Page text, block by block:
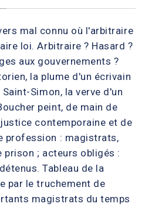
mal connu où l'arbitraire
loi. Arbitraire ? Hasard ?
aux gouvernements ?
la plume d'un écrivain
Simon, la verve d'un
peint, de main de
contemporaine et de
profession : magistrats,
prison ; acteurs obligés :
Tableau de la
par le truchement de
magistrats du temps